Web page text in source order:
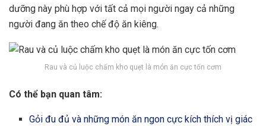
dưỡng này phù hợp với tất cả mọi người ngay cả những
người đang ăn theo chế độ ăn kiêng.
Rau và củ luộc chấm kho quẹt là món ăn cực tốn cơm
Có thể bạn quan tâm:
Gỏi đu đủ và những món ăn ngon cực kích thích vị giác